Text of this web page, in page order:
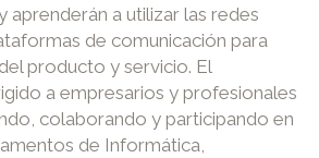
aprenderán a utilizar las redes
de comunicación para
producto y servicio. El
a empresarios y profesionales
colaborando y participando en
de Informática,